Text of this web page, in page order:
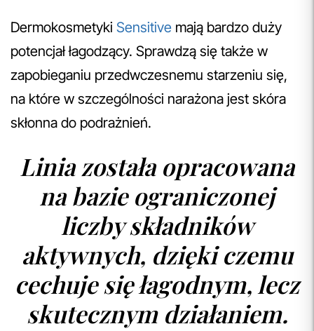
Dermokosmetyki Sensitive mają bardzo duży
potencjał łagodzący. Sprawdzą się także w
zapobieganiu przedwczesnemu starzeniu się,
na które w szczególności narażona jest skóra
skłonna do podrażnień.
Linia została opracowana
na bazie ograniczonej
liczby składników
aktywnych, dzięki czemu
cechuje się łagodnym, lecz
skutecznym działaniem.